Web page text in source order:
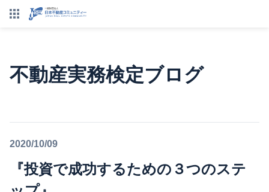
不動産実務検定ブログ
2020/10/09
『投資で成功するための３つのステ